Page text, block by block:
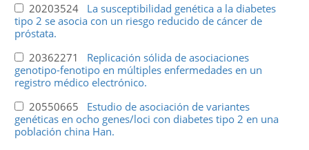
20203524 La susceptibilidad genética a la diabetes
tipo 2 se asocia con un riesgo reducido de cáncer de
próstata.
20362271 Replicación sólida de asociaciones
genotipo-fenotipo en múltiples enfermedades en un
registro médico electrónico.
20550665 Estudio de asociación de variantes
genéticas en ocho genes/loci con diabetes tipo 2 en una
población china Han.